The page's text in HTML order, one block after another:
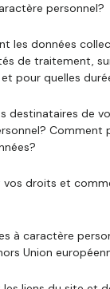
personnel?
les données
de traitement,
pour quelles
destinataires de
Comment
vos droits et
à caractère
Union